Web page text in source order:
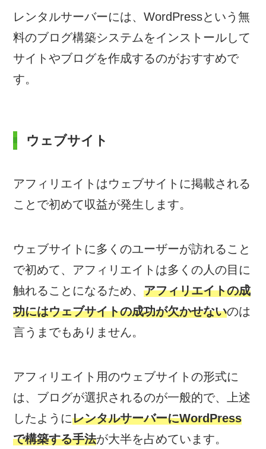
レンタルサーバーには、WordPressという無
料のブログ構築システムをインストールして
サイトやブログを作成するのがおすすめで
す。
ウェブサイト
アフィリエイトはウェブサイトに掲載される
ことで初めて収益が発生します。
ウェブサイトに多くのユーザーが訪れること
で初めて、アフィリエイトは多くの人の目に
触れることになるため、アフィリエイトの成
功にはウェブサイトの成功が欠かせないのは
言うまでもありません。
アフィリエイト用のウェブサイトの形式に
は、ブログが選択されるのが一般的で、上述
したようにレンタルサーバーにWordPress
で構築する手法が大半を占めています。